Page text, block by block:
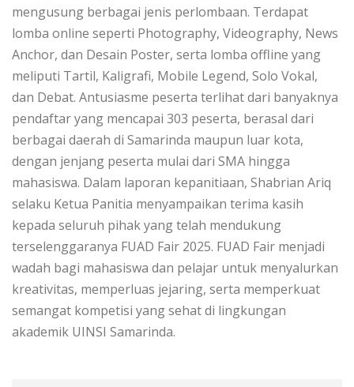
mengusung berbagai jenis perlombaan. Terdapat
lomba online seperti Photography, Videography, News
Anchor, dan Desain Poster, serta lomba offline yang
meliputi Tartil, Kaligrafi, Mobile Legend, Solo Vokal,
dan Debat. Antusiasme peserta terlihat dari banyaknya
pendaftar yang mencapai 303 peserta, berasal dari
berbagai daerah di Samarinda maupun luar kota,
dengan jenjang peserta mulai dari SMA hingga
mahasiswa. Dalam laporan kepanitiaan, Shabrian Ariq
selaku Ketua Panitia menyampaikan terima kasih
kepada seluruh pihak yang telah mendukung
terselenggaranya FUAD Fair 2025. FUAD Fair menjadi
wadah bagi mahasiswa dan pelajar untuk menyalurkan
kreativitas, memperluas jejaring, serta memperkuat
semangat kompetisi yang sehat di lingkungan
akademik UINSI Samarinda.